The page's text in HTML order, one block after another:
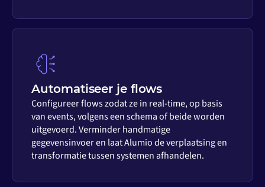
Automatiseer je flows
Configureer flows zodat ze in real-time, op basis
van events, volgens een schema of beide worden
uitgevoerd. Verminder handmatige
gegevensinvoer en laat Alumio de verplaatsing en
transformatie tussen systemen afhandelen.